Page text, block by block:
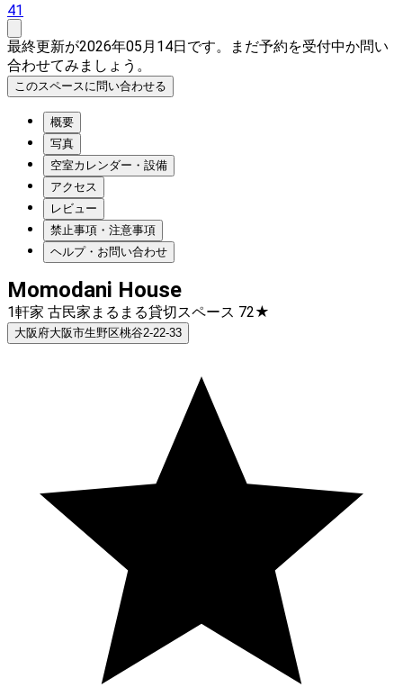
41
最終更新が2026年05月14日です。まだ予約を受付中か問い
合わせてみましょう。
このスペースに問い合わせる
概要
写真
空室カレンダー・設備
アクセス
レビュー
禁止事項・注意事項
ヘルプ・お問い合わせ
Momodani House
1軒家 古民家まるまる貸切スペース 72★
大阪府大阪市生野区桃谷2-22-33